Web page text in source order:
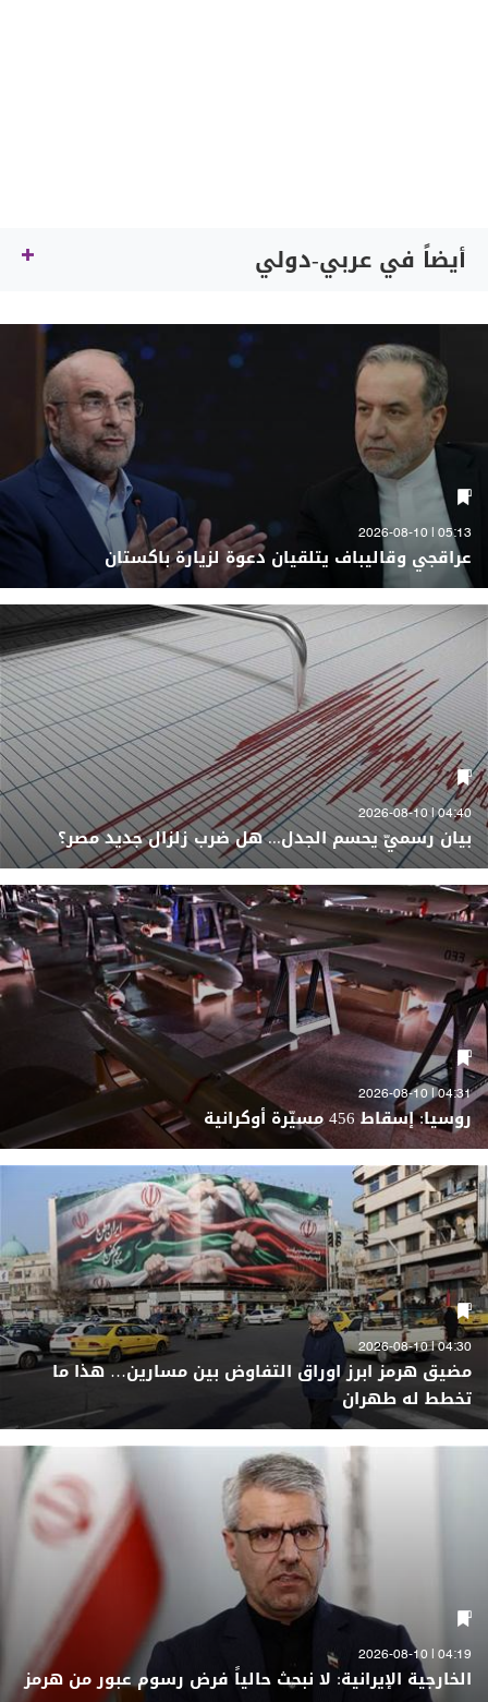
أيضاً في عربي-دولي
05:13 | 2026-08-10
عراقجي وقاليباف يتلقيان دعوة لزيارة باكستان
04:40 | 2026-08-10
بيان رسميّ يحسم الجدل... هل ضرب زلزال جديد مصر؟
04:31 | 2026-08-10
روسيا: إسقاط 456 مسيّرة أوكرانية
04:30 | 2026-08-10
مضيق هرمز ابرز اوراق التفاوض بين مسارين… هذا ما
تخطط له طهران
04:19 | 2026-08-10
الخارجية الإيرانية: لا نبحث حالياً فرض رسوم عبور من هرمز